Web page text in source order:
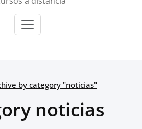
by category "noticias"
noticias